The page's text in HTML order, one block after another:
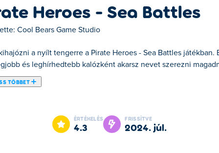
Heroes - Sea Battles
Cool Bears Game Studio
a nyílt tengerre a Pirate Heroes - Sea Battles játékban.
és leghírhedtebb kalózként akarsz nevet szerezni
TÖBBET
- Sea Battles játékban. Ebben a kalózos kalandjátékban a
nyereséggel frissítéseket vásárolhat, hogy gyorsabbá
amelyekkel megküzdhet, tengeri szörnyeket
ÉRTÉKELÉS
4.3
FRISSÍTVE
2024. júl.